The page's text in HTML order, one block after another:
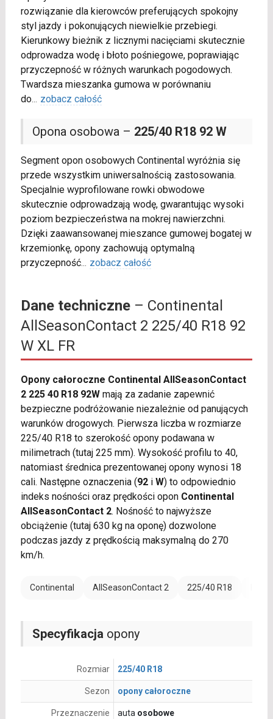
rozwiązanie dla kierowców preferujących spokojny
styl jazdy i pokonujących niewielkie przebiegi.
Kierunkowy bieżnik z licznymi nacięciami skutecznie
odprowadza wodę i błoto pośniegowe, poprawiając
przyczepność w różnych warunkach pogodowych.
Twardsza mieszanka gumowa w porównaniu
do... zobacz całość
Opona osobowa – 225/40 R18 92 W
Segment opon osobowych Continental wyróżnia się
przede wszystkim uniwersalnością zastosowania.
Specjalnie wyprofilowane rowki obwodowe
skutecznie odprowadzają wodę, gwarantując wysoki
poziom bezpieczeństwa na mokrej nawierzchni.
Dzięki zaawansowanej mieszance gumowej bogatej w
krzemionkę, opony zachowują optymalną
przyczepność... zobacz całość
Dane techniczne– Continental
AllSeasonContact 2 225/40 R18 92
W XL FR
Opony całoroczne Continental AllSeasonContact
2 225 40 R18 92Wmają za zadanie zapewnić
bezpieczne podróżowanie niezależnie od panujących
warunków drogowych. Pierwsza liczba w rozmiarze
225/40 R18 to szerokość opony podawana w
milimetrach (tutaj 225 mm). Wysokość profilu to 40,
natomiast średnica prezentowanej opony wynosi 18
cali. Następne oznaczenia (92i W) to odpowiednio
indeks nośności oraz prędkości opon Continental
AllSeasonContact 2. Nośność to najwyższe
obciążenie (tutaj 630 kg na oponę) dozwolone
podczas jazdy z prędkością maksymalną do 270
km/h.
Continental AllSeasonContact 2 225/40 R18
Specyfikacja opony
Rozmiar 225/40 R18
Sezon opony całoroczne
Przeznaczenie auta osobowe